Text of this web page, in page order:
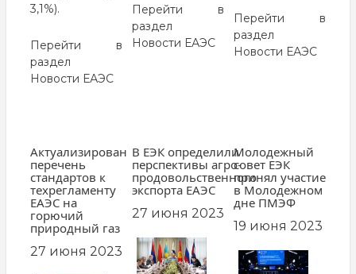
3,1%).
Перейти в
раздел
Новости ЕАЭС
Перейти в
раздел
Новости ЕАЭС
Перейти в
раздел
Новости ЕАЭС
Актуализирован
перечень
стандартов к
техрегламенту
ЕАЭС на
горючий
природный газ
27 июня 2023
В ЕЭК определили
перспективы агро-
продовольственного
экспорта ЕАЭС
27 июня 2023
Молодежный
совет ЕЭК
принял участие
в Молодежном
дне ПМЭФ
19 июня 2023